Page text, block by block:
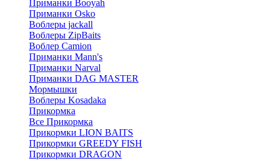
Приманки Booyah
Приманки Osko
Воблеры jackall
Воблеры ZipBaits
Воблер Camion
Приманки Mann's
Приманки Narval
Приманки DAG MASTER
Мормышки
Воблеры Kosadaka
Прикормка
Все Прикормка
Прикормки LION BAITS
Прикормки GREEDY FISH
Прикормки DRAGON